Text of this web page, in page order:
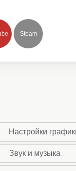
Steam
Настройки
Звук и музыка